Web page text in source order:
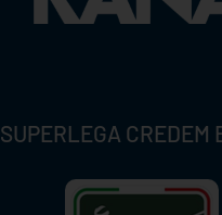
SUPERLEGA CREDEM